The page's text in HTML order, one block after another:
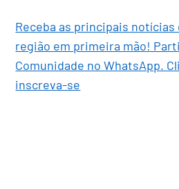
Receba as principais notícias
região em primeira mão!
Comunidade no WhatsApp.
inscreva-se